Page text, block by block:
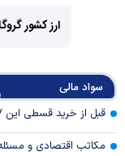
ارز کشور
سواد مالی
قبل از خرید قسطی این ۷ هزینه پنهان را بشناسید
مکاتب اقتصادی و